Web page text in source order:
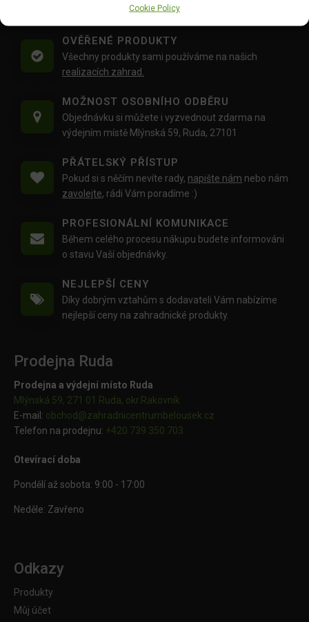
Cookie Policy
30 Kg,je zdarma.
OVĚŘENÉ PRODUKTY
Všechny produkty sami používáme na našich
realizacích zahrad.
MOŽNOST OSOBNÍHO ODBĚRU
Objednávku si můžete i vyzvednout zdarma na
výdejním místě Mlýnská 59, Ruda, 27101
PŘÁTELSKÝ PŘÍSTUP
Pokud si s něčím nevíte rady, napište nám nebo nám
zavolejte, rádi Vám poradíme :)
PROFESIONÁLNÍ KOMUNIKACE
Během celého procesu nákupu budete informováni
o stavu Vaší objednávky.
NEJLEPŠÍ CENY
Díky dobrým vztahům s dodavateli Vám nabízíme
nejlepší ceny na zahradnické produkty.
Prodejna Ruda
Prodejna a výdejní místo Ruda
Mlýnská 59, 271 01 Ruda, okr.Rakovník
E-mail: obchod@zahradnicentrumbelousek.cz
Telefon na prodejnu: +420 739 350 703
Otevírací doba
Pondělí až sobota: 9:00 - 17:00
Neděle: Zavřeno
Odkazy
Produkty
Můj účet